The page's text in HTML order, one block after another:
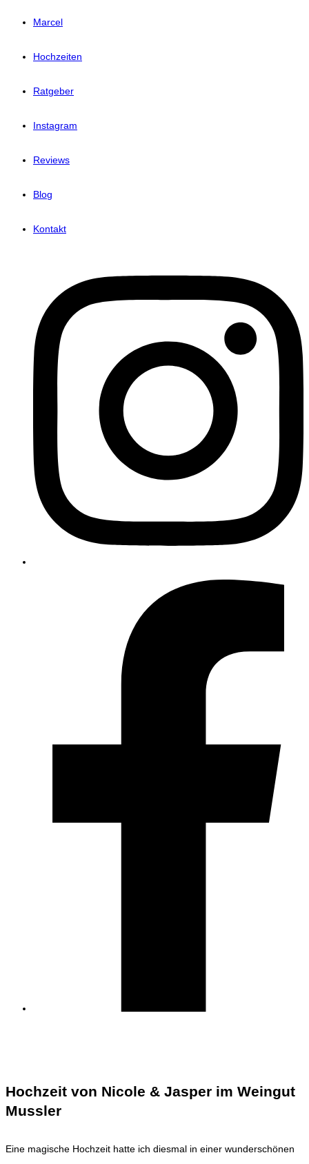
Marcel
Hochzeiten
Ratgeber
Instagram
Reviews
Blog
Kontakt
Hochzeit von Nicole & Jasper im Weingut
Mussler
Eine magische Hochzeit hatte ich diesmal in einer wunderschönen